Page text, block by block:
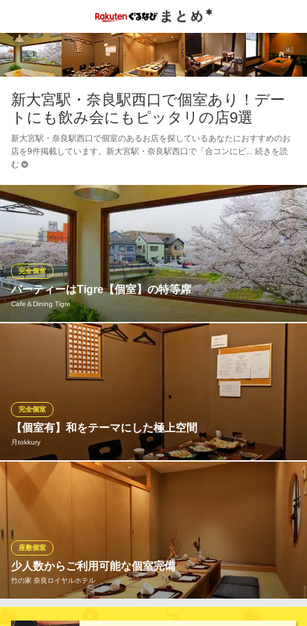
新大宮駅・奈良駅西口で個室あり！デー
トにも飲み会にもピッタリの店9選
新大宮駅・奈良駅西口で個室のあるお店を探しているあなたにおすすめのお
店を9件掲載しています。新大宮駅・奈良駅西口で「合コンにピ
続きを読
む
パーティーはTigre【個室】の特等席
Cafe＆Dining Tigre
完全個室
Tigreの特別個室は眺めがバツグン◎春は桜を見ながら、秋は紅葉
を見ながら･･･特別な一日を過ごしませんか？大人気のお席ですの
でご予約はお早めにお願い致します。（写真は春の個室からの眺
めです！周りが大きな窓になっているのでとにかく眺めがいいん
です♪）
Cafe＆Dining Tigre
大人の肉バルと個室
近鉄奈良線新大宮駅 徒歩6分
奈良県奈良市芝辻町4-10-12 1F
【個室有】和をテーマにした極上空間
月tokkury
完全個室
【最大45名様まで！】完全個室で楽しい時間を！ 当店は広々とし
た個室を多数ご用意しております。2名様～半個室／4名様～個
った当店で寛ぎにひとときをお過ごしください☆
月tokkury
大宮の大人の居酒屋
近鉄奈良線新大宮駅 徒歩5分
少人数からご利用可能な個室完備
竹の家 奈良ロイヤルホテル
座敷個室
２名様からご利用可能な個室から家族でお過ごしいただけるお部